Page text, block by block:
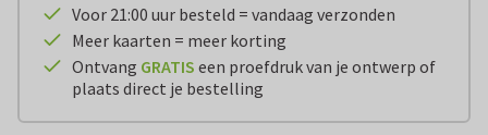
Voor 21:00 uur besteld = vandaag verzonden
Meer kaarten = meer korting
Ontvang GRATIS een proefdruk van je ontwerp of
plaats direct je bestelling